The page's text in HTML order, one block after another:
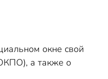
окне свой
а также о